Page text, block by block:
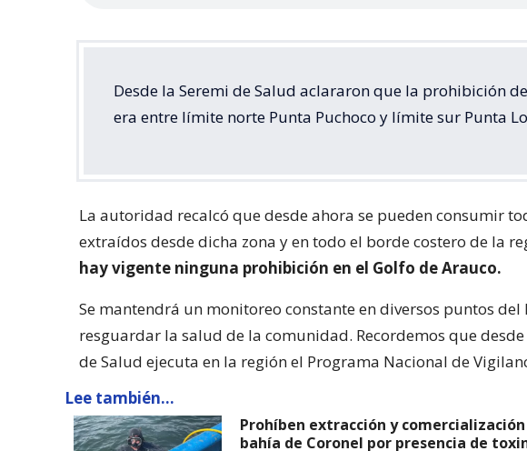
Desde la Seremi de Salud aclararon que la prohibición
era entre límite norte Punta Puchoco y límite sur Punta
La autoridad recalcó que desde ahora se pueden consumir
extraídos desde dicha zona y en todo el borde costero de la
hay vigente ninguna prohibición en el Golfo de Arauco.
Se mantendrá un monitoreo constante en diversos puntos
resguardar la salud de la comunidad. Recordemos que
de Salud ejecuta en la región el Programa Nacional de
Lee también...
Prohíben extracción y
bahía de Coronel por presencia de